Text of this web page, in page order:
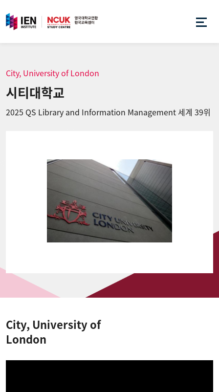
City, University of London
시티대학교
2025 QS Library and Information Management 세계 39위
City, University of
London